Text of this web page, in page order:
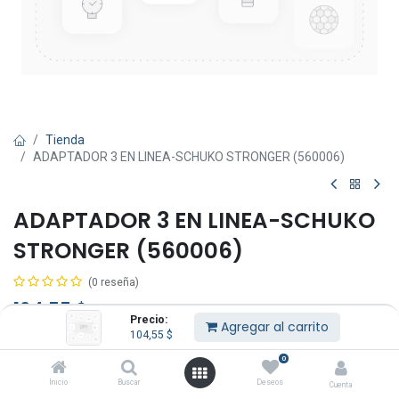
Precio:
104,55 $ Agregar al carrito
Inicio Buscar
0
Deseos Cuenta
Tienda
ADAPTADOR 3 EN LINEA-SCHUKO STRONGER (560006)
ADAPTADOR 3 EN LINEA-SCHUKO
STRONGER (560006)
(0 reseña)
104,55$ IVA Incluido